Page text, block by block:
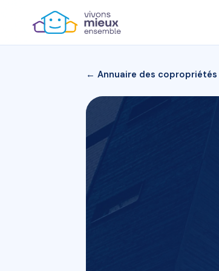
← Annuaire des copropriétés